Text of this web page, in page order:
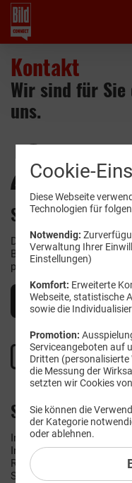
Kontakt
Wir sind für Sie
uns.
Sie sind bereits
Dann loggen Sie sich mit
Benutzer­namen und dem
persönlichen Servicewelt
Servicewelt Login
Sie haben eine
In unserem Bereich Hilfe/
Informationen, z.B. rund
Rufnummern­mitnahme,
Service-/
Cookie-
Diese Webseite
Technologien für
Notwendig:
Verwaltung Ihrer
Einstellungen)
Komfort: Erweiterte
Webseite, statistische
sowie die
Promotion:
Serviceangeboten auf
Dritten
die Messung der
setzten wir Cookies
Sie können die
der Kategorie
oder ablehnen.